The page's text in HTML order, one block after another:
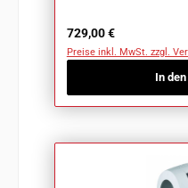
Regulärer Preis:
729,00 €
Preise inkl. MwSt. zzgl.
In